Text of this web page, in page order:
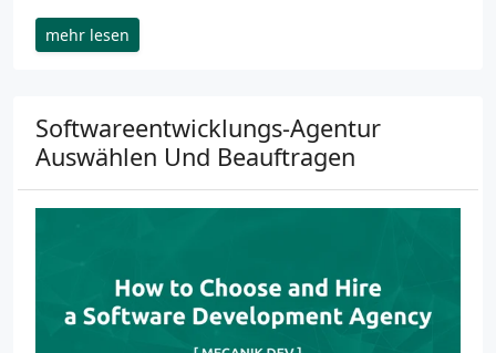
mehr lesen
Softwareentwicklungs-Agentur
Auswählen Und Beauftragen